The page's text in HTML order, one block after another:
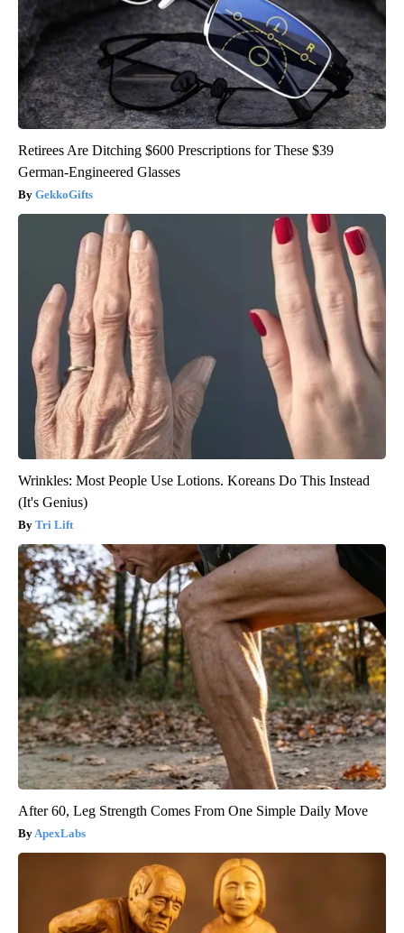
Retirees Are Ditching $600 Prescriptions for These $39
German-Engineered Glasses
GekkoGifts
Wrinkles: Most People Use Lotions. Koreans Do This Instead
(It's Genius)
Tri Lift
After 60, Leg Strength Comes From One Simple Daily Move
ApexLabs